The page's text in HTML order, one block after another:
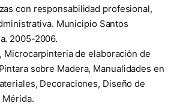
con responsabilidad profesional,
Municipio Santos
2005-2006.
Microcarpinteria de elaboración de
sobre Madera, Manualidades en
Decoraciones, Diseño de